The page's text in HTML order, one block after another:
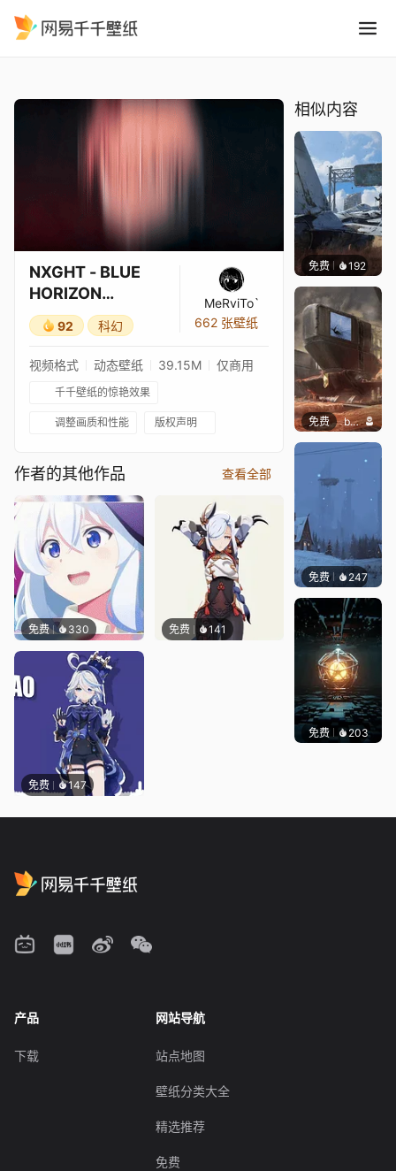
NXGHT - BLUE
HORIZON
FUNK（减速 + 混
响）
92 科幻
MeRviTo`
662 张壁纸
视频格式 动态壁纸 39.15M 仅商用
千千壁纸的惊艳效果
调整画质和性能 版权声明
作者的其他作品 查看全部
免费 330 免费 141
免费 147
相似内容
免费 192
免费 butcho
免费 247
免费 203Meowl
产品
下载
网站导航
站点地图
壁纸分类大全
精选推荐
免费